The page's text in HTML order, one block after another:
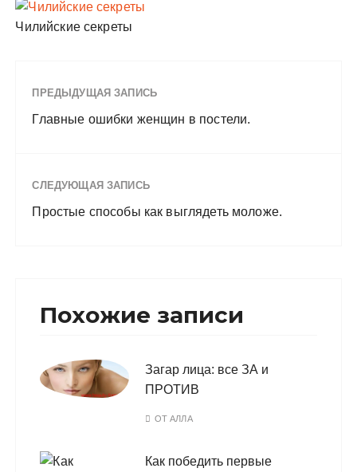
Чилийские секреты
ПРЕДЫДУЩАЯ ЗАПИСЬ
Главные ошибки женщин в постели.
СЛЕДУЮЩАЯ ЗАПИСЬ
Простые способы как выглядеть моложе.
Похожие записи
Загар лица: все ЗА и
ПРОТИВ
ОТАЛЛА
Как победить первые